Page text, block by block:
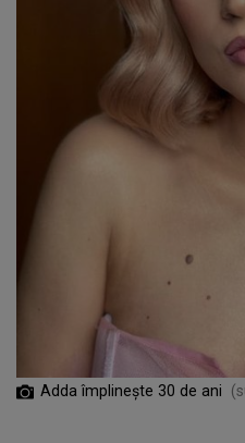
Adda împlinește 30 de ani